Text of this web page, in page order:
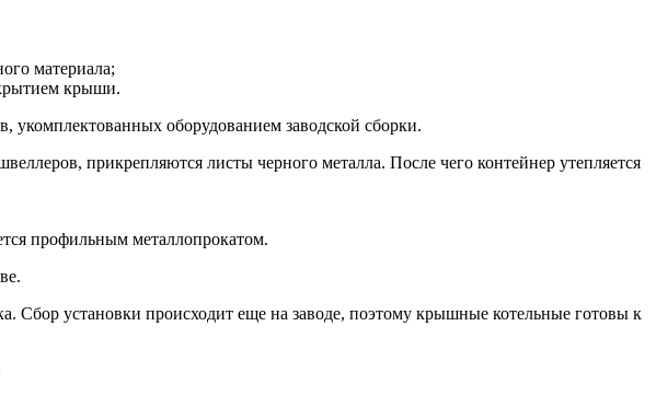
материала;
крыши.
оборудованием заводской сборки.
прикрепляются листы черного металла. После чего контейнер утепляется
профильным металлопрокатом.
Сбор установки происходит еще на заводе, поэтому крышные котельные готовы к